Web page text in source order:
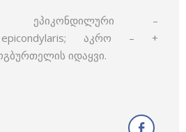
ეპიკონდილური –
epicondylaris; აკრო – +
იდაყვი.